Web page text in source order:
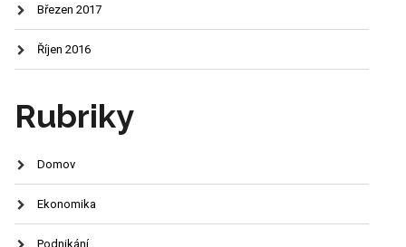
Březen 2017
Říjen 2016
Rubriky
Domov
Ekonomika
Podnikání